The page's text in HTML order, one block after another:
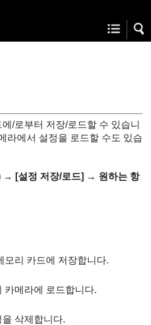
/로부터 저장/로드할 수 있습니
라에서 설정을 로드할 수도 있습
→ [설정 저장/로드] → 원하는 항
모리 카드에 저장합니다.
카메라에 로드합니다.
삭제합니다.